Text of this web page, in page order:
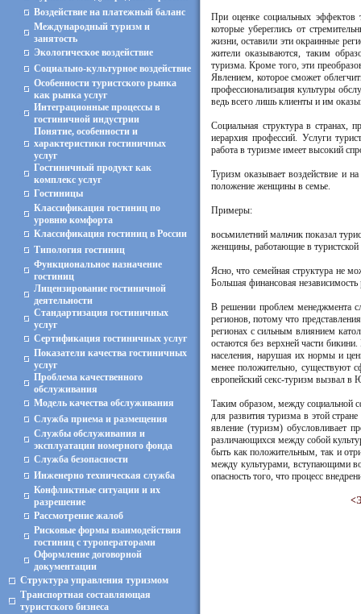
Воздействие на платежный баланс
Международный туризм и
занятость
Экологическое воздействие
Социально-культурное воздействие
Особенности туристского рынка
как рынка услуг
Интеграционные процессы в
гостиничной индустрии
Понятие, особенности и
характеристики гостиничных
услуг
Гостиничный продукт как
комплекс услуг
Гостиницы
Классификация гостиниц по
уровню комфорта
Классификация гостиниц в России
Типология гостиниц
Функциональное назначение
гостиниц
Лицензирование гостиничной
деятельности
Стандартизация гостиничных
услуг
Сертификация гостиничных услуг
Показатели качества гостиничных
услуг
Проблема качественного
обслуживания
Модель качества обслуживания
Служба приема и размещения
Службы обслуживания и
эксплуатации номерного фонда
Служба безопасности
Инженерно техническая служба
Конфликтные ситуации и их
разрешение
Рассмотрение жалоб
Рисковые формы взаимодействия
гостиниц с туроператорами
Оформление договорной
документации
Структура управления туризмом
Транспортная составляющая
туристского бизнеса
При оценке социальных эффектов
которые убереглись от
жизни, оставили эти окраинные
жители оказываются, таким
туризма. Кроме того, эти
Явлением, которое сможет
профессионализация культуры
ведь всего лишь клиенты и им
Социальная структура в странах,
иерархия профессий. Услуги
работа в туризме имеет высокий
Туризм оказывает воздействие и
положение женщины в семье.
Примеры:
восьмилетний мальчик показал
женщины, работающие в туристской
Ясно, что семейная структура не
Большая финансовая
В решении проблем менеджмента
регионов, потому что
регионах с сильным влиянием
остаются без верхней части
населения, нарушая их нормы и
менее положительно, существуют
европейский секс-туризм вызвал в
Таким образом, между социальной
для развития туризма в этой
явление (туризм) обусловливает
различающихся между собой
быть как положительным, так и
между культурами, вступающими
опасность того, что процесс